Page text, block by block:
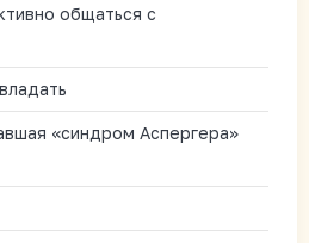
общаться с
«синдром Аспергера»